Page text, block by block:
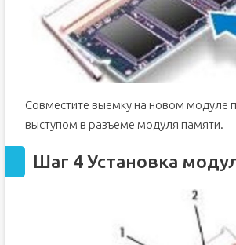
Совместите выемку на новом модуле
выступом в разъеме модуля памяти.
Шаг 4 Установка